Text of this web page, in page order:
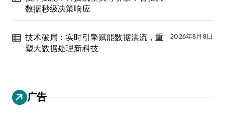
数据秒级决策响应
技术破局：实时引擎赋能数据洪流，重
塑大数据处理新科技
2026年8月8日
广告